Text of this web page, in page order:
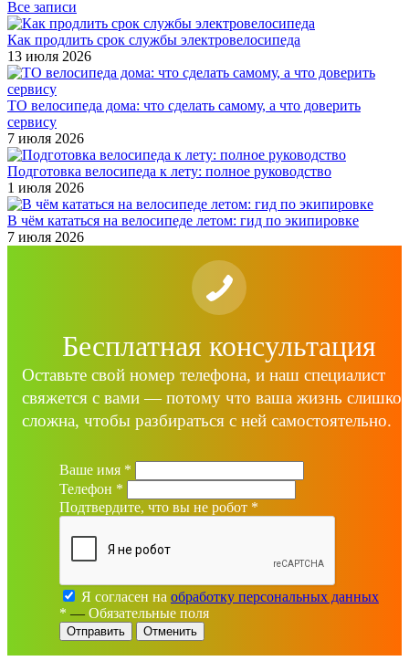
Все записи
Как продлить срок службы электровелосипеда
13 июля 2026
ТО велосипеда дома: что сделать самому, а что доверить
сервису
7 июля 2026
Подготовка велосипеда к лету: полное руководство
1 июля 2026
В чём кататься на велосипеде летом: гид по экипировке
7 июля 2026
Бесплатная консультация
Оставьте свой номер телефона, и наш специалист
свяжется с вами — потому что ваша жизнь
сложна, чтобы разбираться с ней самостоятельно.
Ваше имя *
Телефон *
Подтвердите, что вы не робот *
Я согласен на обработку персональных данных
* — Обязательные поля
Отменить